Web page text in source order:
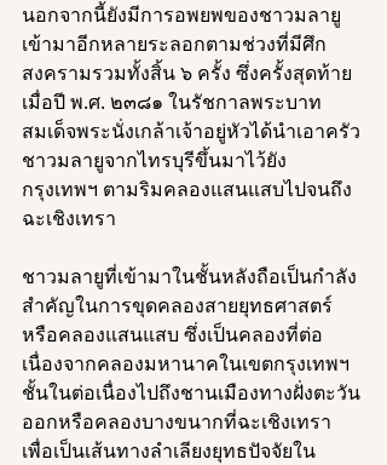
นอกจากนี้ยังมีการอพยพของชาวมลายู
เข้ามาอีกหลายระลอกตามช่วงที่มีศึก
สงครามรวมทั้งสิ้น ๖ ครั้ง ซึ่งครั้งสุดท้าย
เมื่อปี พ.ศ. ๒๓๘๑ ในรัชกาลพระบาท
สมเด็จพระนั่งเกล้าเจ้าอยู่หัวได้นำเอาครัว
ชาวมลายูจากไทรบุรีขึ้นมาไว้ยัง
กรุงเทพฯ ตามริมคลองแสนแสบไปจนถึง
ฉะเชิงเทรา
ชาวมลายูที่เข้ามาในชั้นหลังถือเป็นกำลัง
สำคัญในการขุดคลองสายยุทธศาสตร์
หรือคลองแสนแสบ ซึ่งเป็นคลองที่ต่อ
เนื่องจากคลองมหานาคในเขตกรุงเทพฯ
ชั้นในต่อเนื่องไปถึงชานเมืองทางฝั่งตะวัน
ออกหรือคลองบางขนากที่ฉะเชิงเทรา
เพื่อเป็นเส้นทางลำเลียงยุทธปัจจัยใน